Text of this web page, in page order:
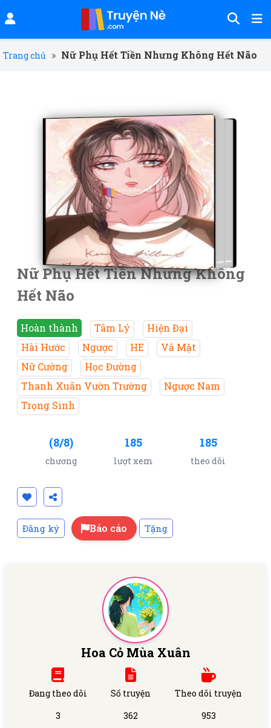
Trang chủ » Nữ Phụ Hết Tiền Nhưng Không Hết Não
Nữ Phụ Hết Tiền Nhưng Không
Hết Não
Hoàn thành Tâm Lý
Hiện Đại
Hài Hước
Ngược HE
Vả Mặt
Nữ Cường
Học Đường
Thanh Xuân Vườn Trường
Ngược Nam
Trọng Sinh
(8/8)
chương
185
lượt xem
185
theo dõi
Đăng ký Báo cáo Tặng
Hoa Cỏ Mùa Xuân
Đang theo dõi
3
Số truyện
362
Theo dõi truyện
953